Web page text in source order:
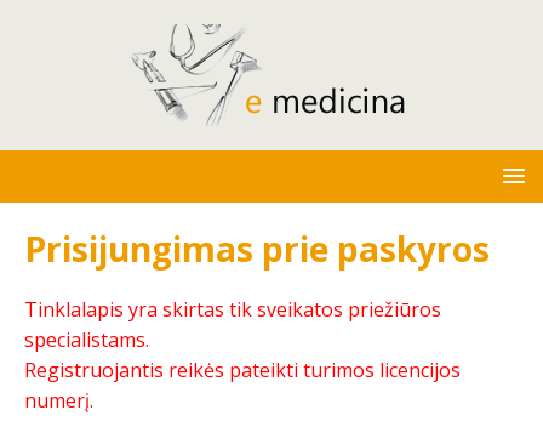
Prisijungimas prie paskyros
Tinklalapis yra skirtas tik sveikatos priežiūros
specialistams.
Registruojantis reikės pateikti turimos licencijos
numerį.